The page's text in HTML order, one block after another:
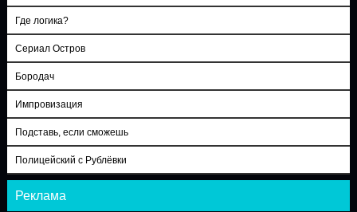
Где логика?
Сериал Остров
Бородач
Импровизация
Подставь, если сможешь
Полицейский с Рублёвки
Реклама